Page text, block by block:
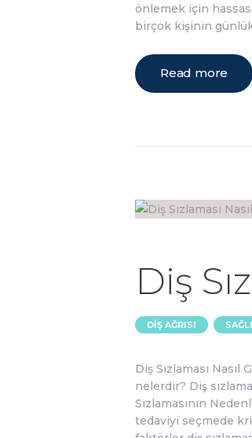
önlemek için
birçok kişinin
Read more
Diş
DIŞ AĞRISI
Diş Sızlaması Nasıl
nelerdir? Diş
Sızlamasının
tedaviyi seçmede